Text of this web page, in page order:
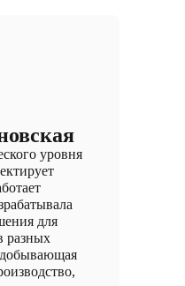
уровня
для
разных